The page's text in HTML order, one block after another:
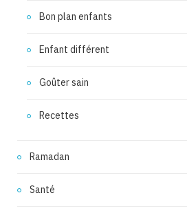
Bon plan enfants
Enfant différent
Goûter sain
Recettes
Ramadan
Santé